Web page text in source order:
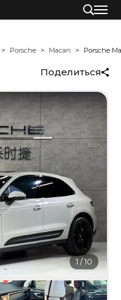
Porsche Macan Porsche
Поделиться
1/10